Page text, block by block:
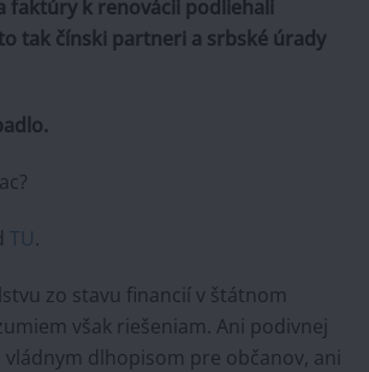
faktúry k renovácii podliehali
tak čínski partneri a srbské úrady
TU.
zo stavu financií v štátnom
však riešeniam. Ani podivnej
dlhopisom pre občanov, ani